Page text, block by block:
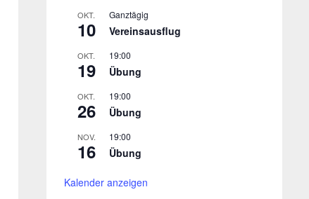
OKT.
10
Ganztägig
Vereinsausflug
OKT.
19
19:00
Übung
OKT.
26
19:00
Übung
NOV.
16
19:00
Übung
Kalender anzeigen